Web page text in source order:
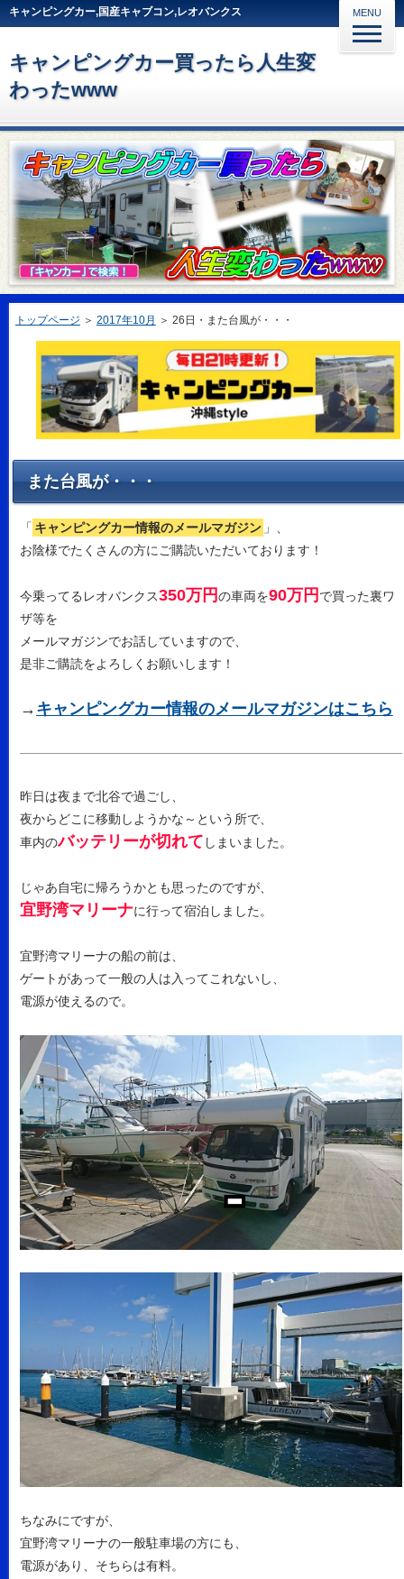
キャンピングカー,国産キャブコン,レオバンクス
キャンピングカー買ったら人生変
わったwww
MENU
トップページ ＞ 2017年10月 ＞ 26日・また台風が・・・
また台風が・・・
「 キャンピングカー情報のメールマガジン 」、
お陰様でたくさんの方にご購読いただいております！
今乗ってるレオバンクス350万円の車両を90万円 で買った裏ワ
ザ等を
メールマガジンでお話していますので、
是非ご購読をよろしくお願いします！
→ キャンピングカー情報のメールマガジンはこちら
昨日は夜まで北谷で過ごし、
夜からどこに移動しようかな～という所で、
車内のバッテリーが切れて しまいました。
じゃあ自宅に帰ろうかとも思ったのですが、
宜野湾マリーナに行って宿泊しました。
宜野湾マリーナの船の前は、
ゲートがあって一般の人は入ってこれないし、
電源が使えるので。
ちなみにですが、
宜野湾マリーナの一般駐車場の方にも、
電源があり、そちらは有料。